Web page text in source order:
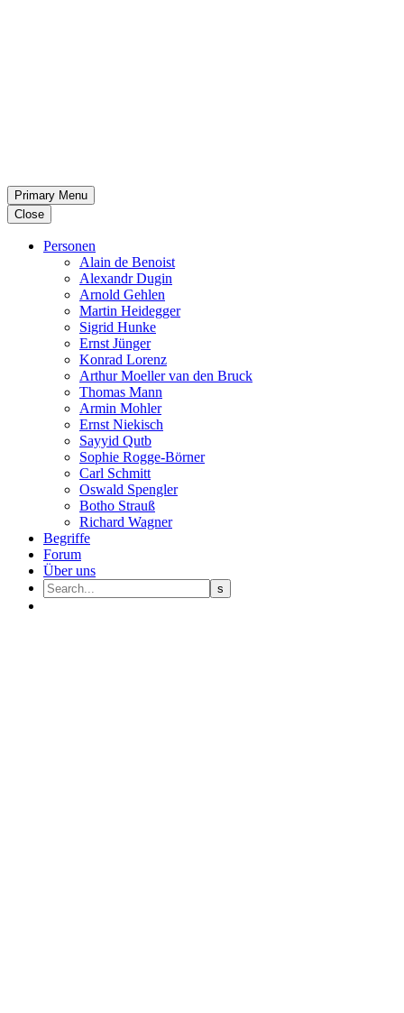
Primary Menu
Close
Per­so­nen
Alain de Benoist
Alex­andr Dugin
Arnold Gehlen
Martin Heid­eg­ger
Sigrid Hunke
Ernst Jünger
Konrad Lorenz
Arthur Moeller van den Bruck
Thomas Mann
Armin Mohler
Ernst Nie­kisch
Sayyid Qutb
Sophie Rogge-Börner
Carl Schmitt
Oswald Speng­ler
Botho Strauß
Richard Wagner
Begriffe
Forum
Über uns